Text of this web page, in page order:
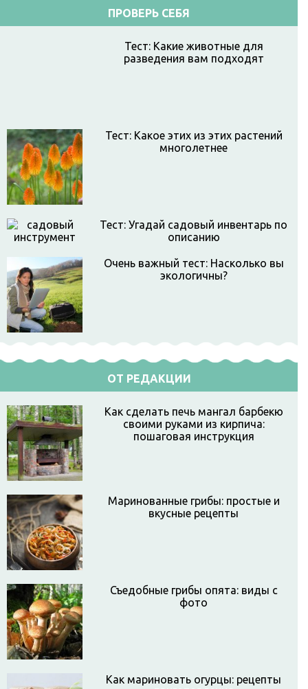
ПРОВЕРЬ СЕБЯ
Тест: Какие животные для
разведения вам подходят
Тест: Какое этих из этих растений
многолетнее
Тест: Угадай садовый инвентарь по
описанию
Очень важный тест: Насколько вы
экологичны?
ОТ РЕДАКЦИИ
Как сделать печь мангал барбекю
своими руками из кирпича:
пошаговая инструкция
Маринованные грибы: простые и
вкусные рецепты
Съедобные грибы опята: виды с
фото
Как мариновать огурцы: рецепты